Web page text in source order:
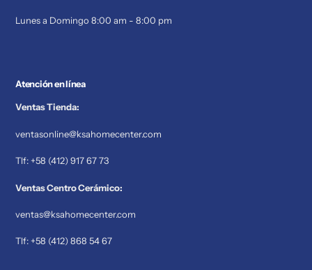
Lunes a Domingo 8:00 am - 8:00 pm
Atención en línea
Ventas Tienda:
ventasonline@ksahomecenter.com
Tlf: +58 (412) 917 67 73
Ventas Centro Cerámico:
ventas@ksahomecenter.com
Tlf: +58 (412) 868 54 67